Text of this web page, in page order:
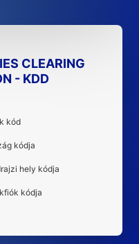
CLEARING
- KDD
kód
kódja
hely kódja
kódja